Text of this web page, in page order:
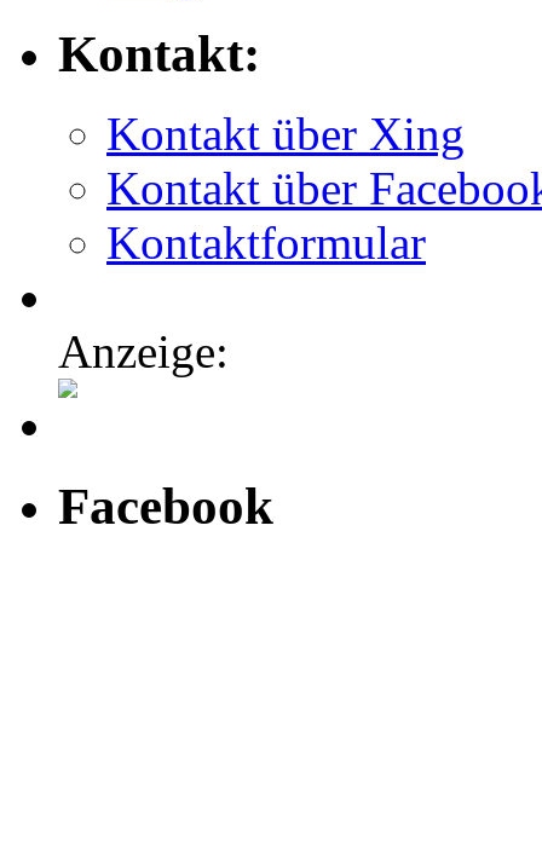
Kontakt:
Kontakt über Xing
Kontakt über
Kontaktformular
Anzeige:
Facebook